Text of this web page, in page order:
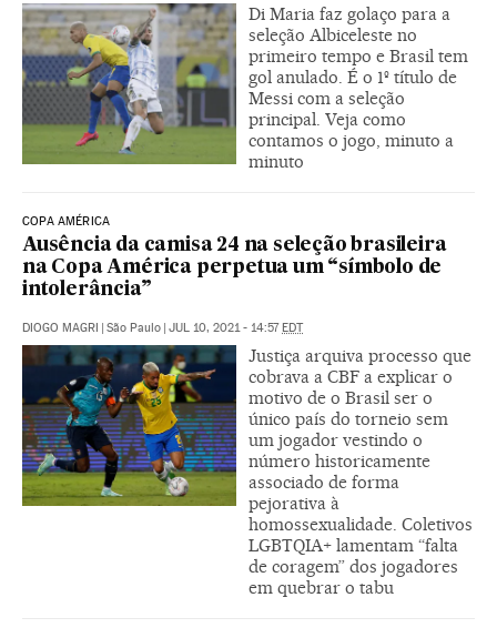
Di Maria faz golaço para a
seleção Albiceleste no
primeiro tempo e Brasil tem
gol anulado. É o 1º título de
Messi com a seleção
principal. Veja como
contamos o jogo, minuto a
minuto
COPA AMÉRICA
Ausência da camisa 24 na seleção brasileira
na Copa América perpetua um “símbolo de
intolerância”
DIOGO MAGRI | São Paulo | JUL 10, 2021 - 14:57EDT
Justiça arquiva processo que
cobrava a CBF a explicar o
motivo de o Brasil ser o
único país do torneio sem
um jogador vestindo o
número historicamente
associado de forma
pejorativa à
homossexualidade. Coletivos
LGBTQIA+ lamentam “falta
de coragem” dos jogadores
em quebrar o tabu